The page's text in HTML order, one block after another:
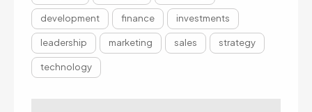
development finance investments
leadership marketing sales strategy
technology